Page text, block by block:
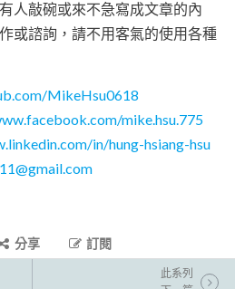
人敲碗或來不急寫成文章的內
或諮詢，請不用客氣的使用各種
MikeHsu0618
mike.hsu.775
in/hung-hsiang-hsu
分享 訂閱
此系列